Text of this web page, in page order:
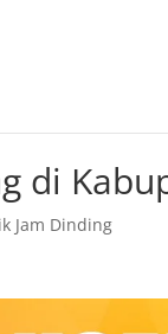
di
Jam Dinding